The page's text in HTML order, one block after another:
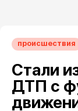
происшествия
Стали
ДТП с